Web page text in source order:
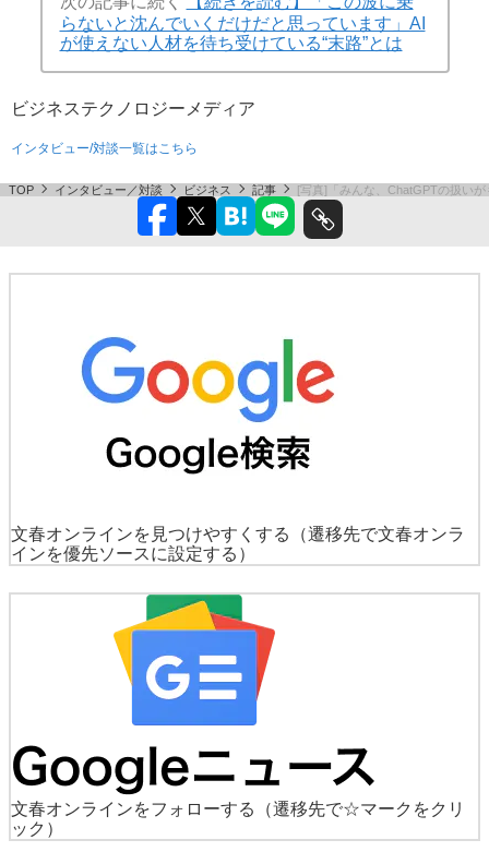
らないと沈んでいくだけだと思っています」AI
が使えない人材を待ち受けている“末路”とは
ビジネステクノロジー メディア
インタビュー/対談一覧はこちら
TOP インタビュー／対談 ビジネス 記事 [写真]「みんな、ChatGPTの扱い
文春オンラインを見つけやすくする
（遷移先で文春オンラ
インを優先ソースに設定する）
文春オンラインをフォローする
（遷移先で☆マークをクリ
ック）